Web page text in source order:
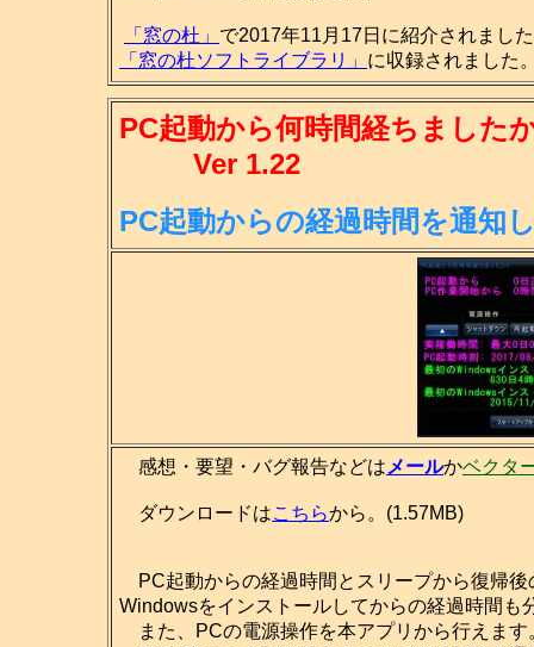
「窓の杜」 で2017年11月17日に紹介されまし
「窓の杜ソフトライブラリ」 に収録されました
PC起動から何時間経ちました
Ver 1.22
PC起動からの経過時間を通知
感想・要望・バグ報告などは メールかベクタ
ダウンロードはこちらから。(1.57MB)
PC起動からの経過時間とスリープから復帰
Windowsをインストールしてからの経過時間も
また、PCの電源操作を本アプリから行えます